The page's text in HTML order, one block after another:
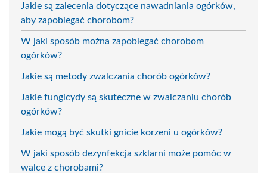
Jakie są zalecenia dotyczące nawadniania ogórków,
aby zapobiegać chorobom?
W jaki sposób można zapobiegać chorobom
ogórków?
Jakie są metody zwalczania chorób ogórków?
Jakie fungicydy są skuteczne w zwalczaniu chorób
ogórków?
Jakie mogą być skutki gnicie korzeni u ogórków?
W jaki sposób dezynfekcja szklarni może pomóc w
walce z chorobami?